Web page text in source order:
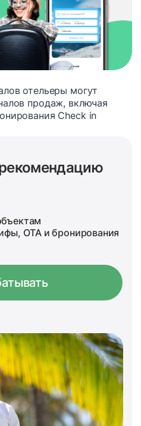
отельеры могут
продаж, включая
Check in
OTA и бронирования